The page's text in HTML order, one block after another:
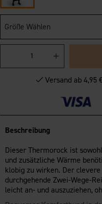
Größe Wählen
Versand ab 4,95
Beschreibung
Dieser Thermorock ist
und zusätzliche Wärme
klobig zu wirken. Der
durchgehende Zwei-Wege-
leicht an- und auszuziehen,